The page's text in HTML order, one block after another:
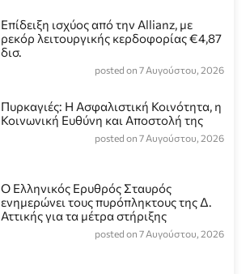
Επίδειξη ισχύος από την Allianz, με
ρεκόρ λειτουργικής κερδοφορίας €4,87
δισ.
posted on 7 Αυγούστου, 2026
Πυρκαγιές: Η Ασφαλιστική Κοινότητα, η
Κοινωνική Ευθύνη και Αποστολή της
posted on 7 Αυγούστου, 2026
Ο Ελληνικός Ερυθρός Σταυρός
ενημερώνει τους πυρόπληκτους της Δ.
Αττικής για τα μέτρα στήριξης
posted on 7 Αυγούστου, 2026